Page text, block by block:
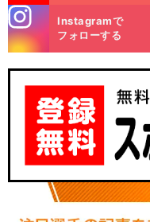
m
Instagramで
フォローする